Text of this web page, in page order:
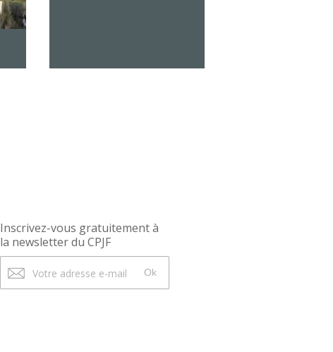
Inscrivez-vous gratuitement à
la newsletter du CPJF
Ok